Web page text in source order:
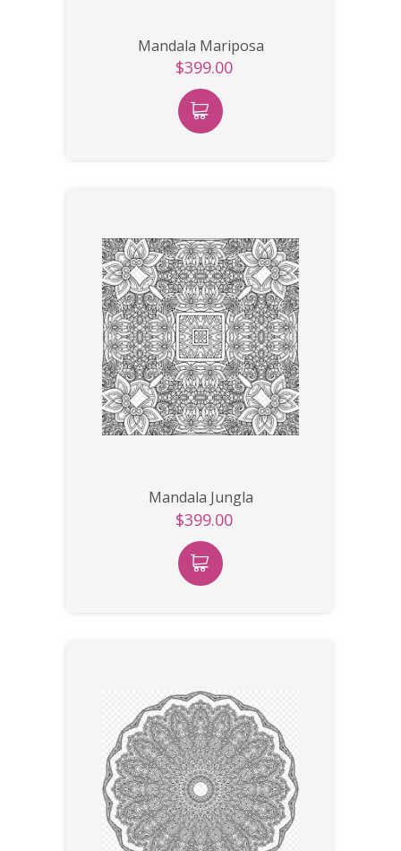
Mandala Mariposa
$399.00
Mandala Jungla
$399.00